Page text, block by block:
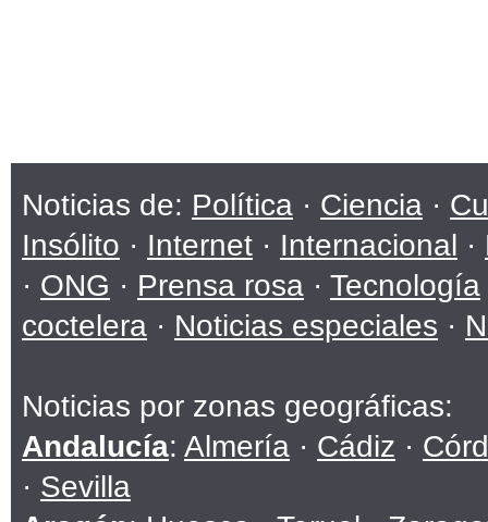
Noticias de: Política · Ciencia ·
Insólito · Internet · Internacional ·
· ONG · Prensa rosa · Tecnología
coctelera · Noticias especiales ·
Noticias por zonas geográficas:
Andalucía: Almería · Cádiz ·
· Sevilla